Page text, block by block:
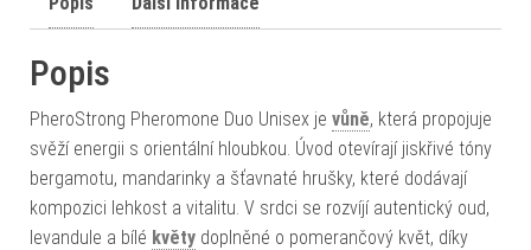
Popis
PheroStrong Pheromone Duo Unisex je vůně, která propojuje
svěží energii s orientální hloubkou. Úvod otevírají jiskřivé tóny
bergamotu, mandarinky a šťavnaté hrušky, které dodávají
kompozici lehkost a vitalitu. V srdci se rozvíjí autentický oud,
levandule a bílé květy doplněné o pomerančový květ, díky